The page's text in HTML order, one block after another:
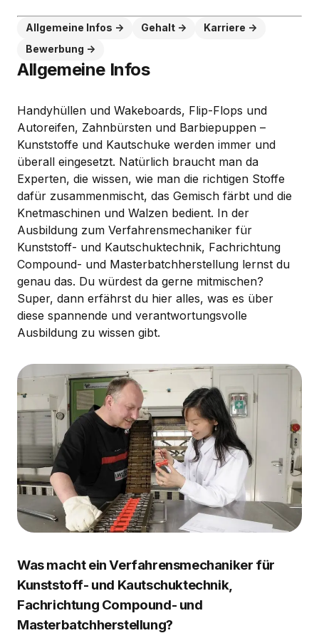
Allgemeine Infos Gehalt
Karriere
Bewerbung
Allgemeine Infos
Handyhüllen und Wakeboards, Flip-Flops und
Autoreifen, Zahnbürsten und Barbiepuppen –
Kunststoffe und Kautschuke werden immer und
überall eingesetzt. Natürlich braucht man da
Experten, die wissen, wie man die richtigen Stoffe
dafür zusammenmischt, das Gemisch färbt und die
Knetmaschinen und Walzen bedient. In der
Ausbildung zum Verfahrensmechaniker für
Kunststoff- und Kautschuktechnik, Fachrichtung
Compound- und Masterbatchherstellung lernst du
genau das. Du würdest da gerne mitmischen?
Super, dann erfährst du hier alles, was es über
diese spannende und verantwortungsvolle
Ausbildung zu wissen gibt.
Was macht ein Verfahrensmechaniker für
Kunststoff- und Kautschuktechnik,
Fachrichtung Compound- und
Masterbatchherstellung?